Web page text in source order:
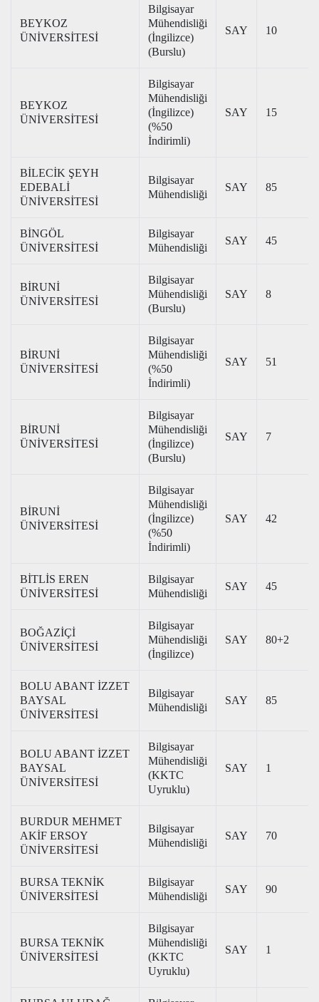
BEYKOZ
ÜNİVERSİTESİ
Bilgisayar
Mühendisliği
(İngilizce)
(Burslu)
SAY 10
BEYKOZ
ÜNİVERSİTESİ
Bilgisayar
Mühendisliği
(İngilizce)
(%50
İndirimli)
SAY 15
BİLECİK ŞEYH
EDEBALİ
ÜNİVERSİTESİ
Bilgisayar
Mühendisliği
SAY 85
BİNGÖL
ÜNİVERSİTESİ
Bilgisayar
Mühendisliği
SAY 45
BİRUNİ
ÜNİVERSİTESİ
Bilgisayar
Mühendisliği
(Burslu)
SAY 8
BİRUNİ
ÜNİVERSİTESİ
Bilgisayar
Mühendisliği
(%50
İndirimli)
SAY 51
BİRUNİ
ÜNİVERSİTESİ
Bilgisayar
Mühendisliği
(İngilizce)
(Burslu)
SAY 7
BİRUNİ
ÜNİVERSİTESİ
Bilgisayar
Mühendisliği
(İngilizce)
(%50
İndirimli)
SAY 42
BİTLİS EREN
ÜNİVERSİTESİ
Bilgisayar
Mühendisliği
SAY 45
BOĞAZİÇİ
ÜNİVERSİTESİ
Bilgisayar
Mühendisliği
(İngilizce)
SAY 80+2
BOLU ABANT İZZET
BAYSAL
ÜNİVERSİTESİ
Bilgisayar
Mühendisliği
SAY 85
BOLU ABANT İZZET
BAYSAL
ÜNİVERSİTESİ
Bilgisayar
Mühendisliği
(KKTC
Uyruklu)
SAY 1
BURDUR MEHMET
AKİF ERSOY
ÜNİVERSİTESİ
Bilgisayar
Mühendisliği
SAY 70
BURSA TEKNİK
ÜNİVERSİTESİ
Bilgisayar
Mühendisliği
SAY 90
BURSA TEKNİK
ÜNİVERSİTESİ
Bilgisayar
Mühendisliği
(KKTC
Uyruklu)
SAY 1